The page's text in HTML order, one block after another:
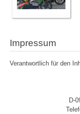
Impressum
Verantwortlich für den
D-